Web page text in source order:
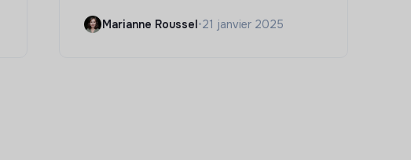
Marianne Roussel•21 janvier 2025